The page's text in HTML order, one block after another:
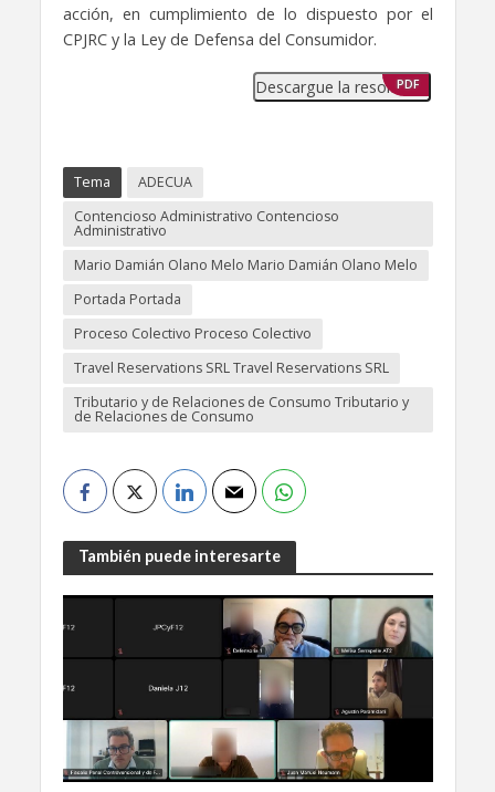
acción, en cumplimiento de lo dispuesto por el
CPJRC y la Ley de Defensa del Consumidor.
Descargue la resolución
PDF
Tema
ADECUA
Contencioso Administrativo Contencioso
Administrativo
Mario Damián Olano Melo Mario Damián Olano Melo
Portada Portada
Proceso Colectivo Proceso Colectivo
Travel Reservations SRL Travel Reservations SRL
Tributario y de Relaciones de Consumo Tributario y
de Relaciones de Consumo
También puede interesarte